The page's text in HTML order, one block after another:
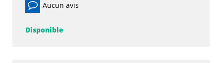
Aucun avis
Disponible